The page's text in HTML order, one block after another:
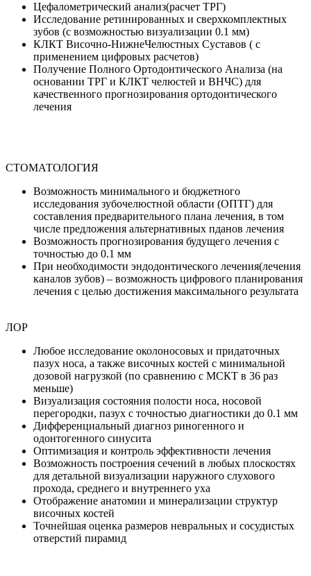
Цефалометрический анализ(расчет ТРГ)
Исследование ретинированных и сверхкомплектных
зубов (с возможностью визуализации 0.1 мм)
КЛКТ Височно-НижнеЧелюстных Суставов ( с
применением цифровых расчетов)
Получение Полного Ортодонтического Анализа (на
основании ТРГ и КЛКТ челюстей и ВНЧС) для
качественного прогнозирования ортодонтического
лечения
СТОМАТОЛОГИЯ
Возможность минимального и бюджетного
исследования зубочелюстной области (ОПТГ) для
составления предварительного плана лечения, в том
числе предложения альтернативных пданов лечения
Возможность прогнозирования будущего лечения с
точностью до 0.1 мм
При необходимости эндодонтического лечения(лечения
каналов зубов) – возможность цифрового планирования
лечения с целью достижения максимального результата
ЛОР
Любое исследование околоносовых и придаточных
пазух носа, а также височных костей с минимальной
дозовой нагрузкой (по сравнению с МСКТ в 36 раз
меньше)
Визуализация состояния полости носа, носовой
перегородки, пазух с точностью диагностики до 0.1 мм
Дифференциальный диагноз риногенного и
одонтогенного синусита
Оптимизация и контроль эффективности лечения
Возможность построения сечений в любых плоскостях
для детальной визуализации наружного слухового
прохода, среднего и внутреннего уха
Отображение анатомии и минерализации структур
височных костей
Точнейшая оценка размеров невральных и сосудистых
отверстий пирамид